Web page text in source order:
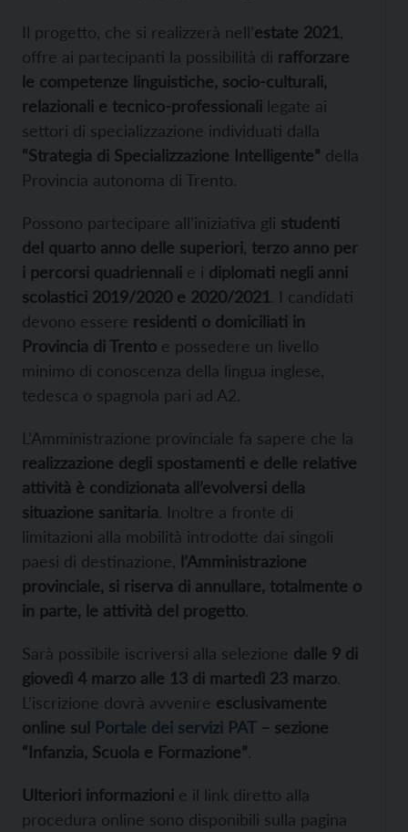
Il progetto, che si realizzerà nell’estate 2021
offre ai partecipanti la possibilità di rafforzare
le competenze linguistiche, socio-culturali,
relazionali e tecnico-professionali legate ai
settori di specializzazione individuati dalla
“Strategia di Specializzazione Intelligente” della
Provincia autonoma di Trento.
Possono partecipare all’iniziativa gli studenti
del quarto anno delle superiori terzo anno per
i percorsi quadriennali e i diplomati negli anni
scolastici 2019/2020 e 2020/2021. I candidati
devono essere residenti o domiciliati in
Provincia di Trento e possedere un livello
minimo di conoscenza della lingua inglese,
tedesca o spagnola pari ad A2.
L’Amministrazione provinciale fa sapere che la
realizzazione degli spostamenti e delle relative
attività è condizionata all’evolversi della
situazione sanitaria. Inoltre a fronte di
limitazioni alla mobilità introdotte dai singoli
paesi di destinazione, l’Amministrazione
provinciale, si riserva di annullare, totalmente o
in parte, le attività del progetto.
Sarà possibile iscriversi alla selezione dalle 9 di
giovedì 4 marzo alle 13 di martedì 23 marzo.
L’iscrizione dovrà avvenire esclusivamente
online sul Portale dei servizi PAT – sezione
“Infanzia, Scuola e Formazione”.
Ulteriori informazioni e il link diretto alla
procedura online sono disponibili sulla pagina